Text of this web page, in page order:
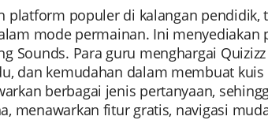
platform populer di kalangan
mode permainan. Ini menyediakan
Sounds. Para guru menghargai
dan kemudahan dalam membuat
berbagai jenis pertanyaan,
menawarkan fitur gratis, navigasi